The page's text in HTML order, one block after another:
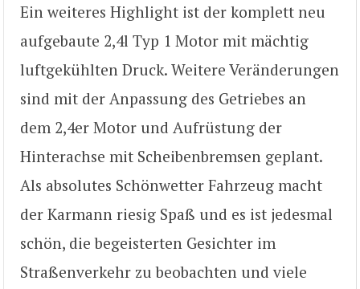
Ein weiteres Highlight ist der komplett neu
aufgebaute 2,4l Typ 1 Motor mit mächtig
luftgekühlten Druck. Weitere Veränderungen
sind mit der Anpassung des Getriebes an
dem 2,4er Motor und Aufrüstung der
Hinterachse mit Scheibenbremsen geplant.
Als absolutes Schönwetter Fahrzeug macht
der Karmann riesig Spaß und es ist jedesmal
schön, die begeisterten Gesichter im
Straßenverkehr zu beobachten und viele